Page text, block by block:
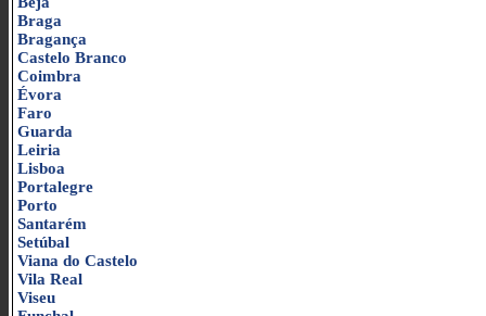
Braga
Bragança
Castelo Branco
Coimbra
Évora
Faro
Guarda
Leiria
Lisboa
Portalegre
Porto
Santarém
Setúbal
Viana do Castelo
Vila Real
Viseu